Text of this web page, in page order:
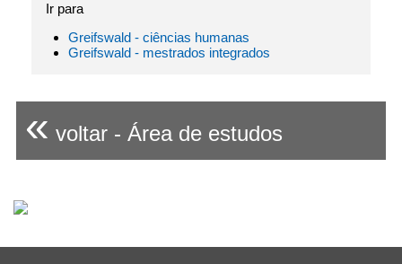
Ir para
Greifswald - ciências humanas
Greifswald - mestrados integrados
« voltar - Área de estudos